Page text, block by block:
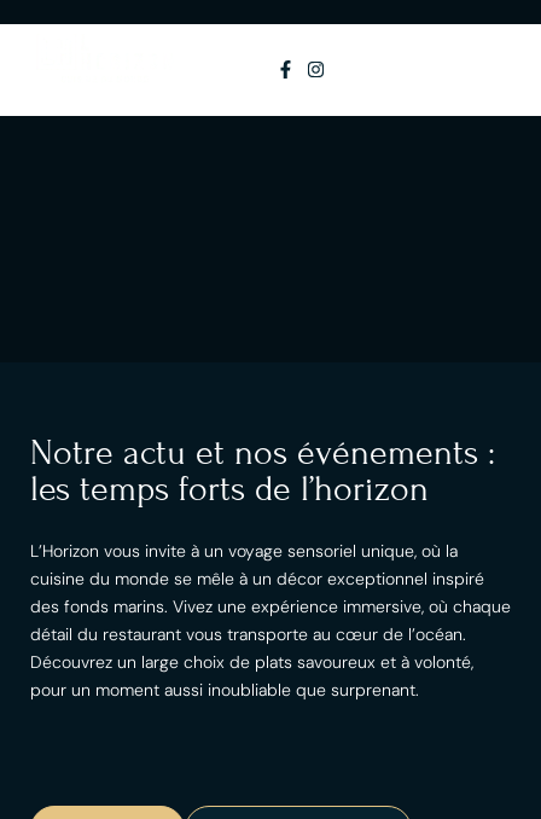
principal
Notre actu et nos événements :
les temps forts de l’horizon
L’Horizon vous invite à un voyage sensoriel unique, où la
cuisine du monde se mêle à un décor exceptionnel inspiré
des fonds marins. Vivez une expérience immersive, où chaque
détail du restaurant vous transporte au cœur de l’océan.
Découvrez un large choix de plats savoureux et à volonté,
pour un moment aussi inoubliable que surprenant.